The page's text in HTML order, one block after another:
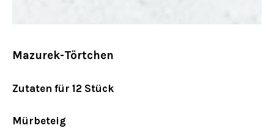
Mazurek-Törtchen
Zutaten für 12 Stück
Mürbeteig